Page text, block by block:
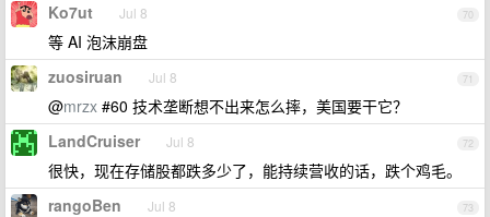
70
Ko7ut Jul 8
等 AI 泡沫崩盘
71
zuosiruan Jul 8
@mrzx #60 技术垄断想不出来怎么摔，美国要干它？
72
LandCruiser Jul 8
很快，现在存储股都跌多少了，能持续营收的话，跌个鸡毛。
73
rangoBen Jul 8